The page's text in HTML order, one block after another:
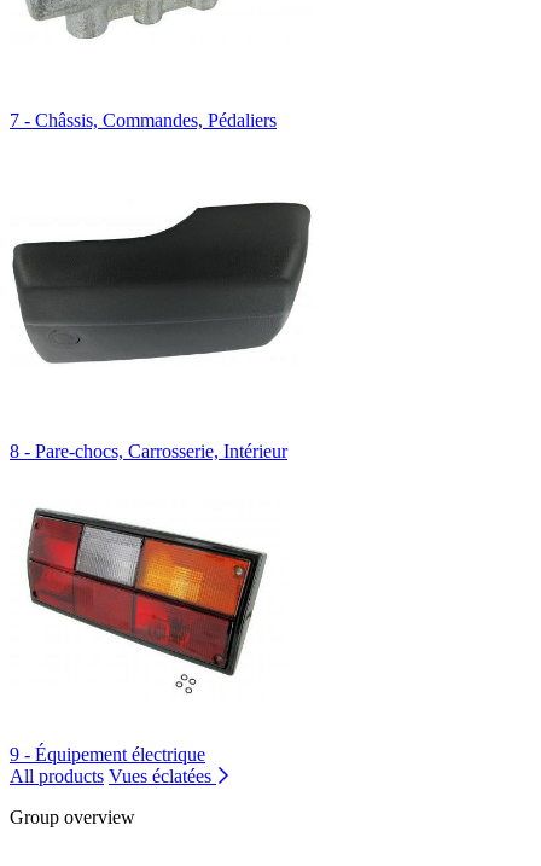
7 - Châssis, Commandes, Pédaliers
8 - Pare-chocs, Carrosserie, Intérieur
9 - Équipement électrique
All products Vues éclatées
Group overview